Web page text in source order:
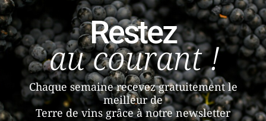
Restez
au courant !
Chaque semaine recevez gratuitement le
meilleur de
Terre de vins grâce à notre newsletter